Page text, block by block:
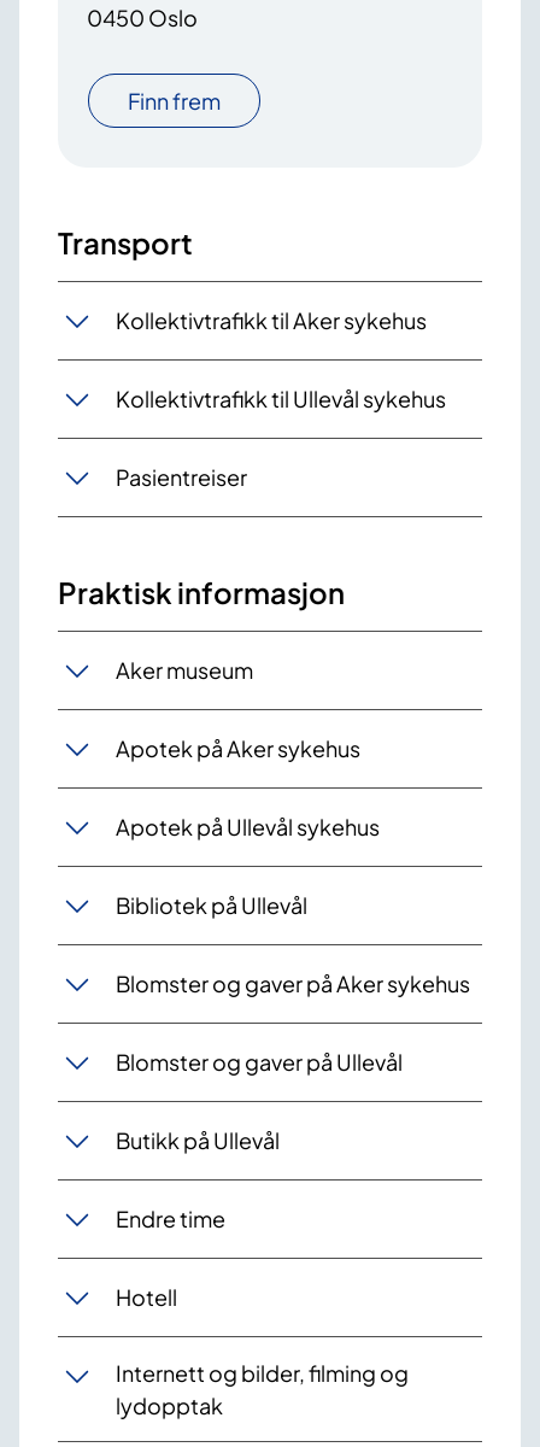
0450 Oslo
Finn frem
Transport
Kollektivtrafikk til Aker sykehus
Kollektivtrafikk til Ullevål sykehus
Pasientreiser
Praktisk informasjon
Aker museum
Apotek på Aker sykehus
Apotek på Ullevål sykehus
Bibliotek på Ullevål
Blomster og gaver på Aker sykehus
Blomster og gaver på Ullevål
Butikk på Ullevål
Endre time
Hotell
Internett og bilder, filming og
lydopptak